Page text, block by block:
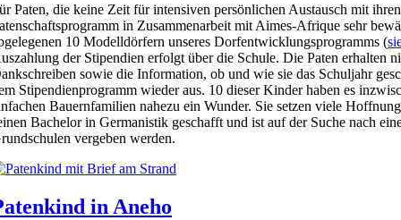
Paten, die keine Zeit für intensiven persönlichen Austausch mit
in Zusammenarbeit mit Aimes-Afrique sehr
10 Modelldörfern unseres Dorfentwicklungsprogramms (
der Stipendien erfolgt über die Schule. Die Paten erhalten
sowie die Information, ob und wie sie das Schuljahr
Stipendienprogramm wieder aus. 10 dieser Kinder haben es
Bauernfamilien nahezu ein Wunder. Sie setzen viele
Bachelor in Germanistik geschafft und ist auf der Suche nach
vergeben werden.
in Aneho